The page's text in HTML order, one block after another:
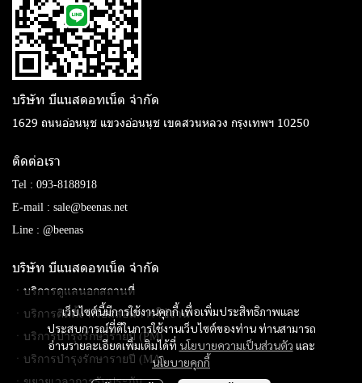
เว็บไซต์นี้มีการใช้งานคุกกี้ เพื่อเพิ่มประสิทธิภาพและ
ประสบการณ์ที่ดีในการใช้งานเว็บไซต์ของท่าน ท่านสามารถ
อ่านรายละเอียดเพิ่มเติมได้ที่ นโยบายความเป็นส่วนตัว และ
นโยบายคุกกี้
บริษัท บีแนสดอทเน็ต จํากัด
1629 ถนนอ่อนนุช แขวงอ่อนนุช เขตสวนหลวง กรุงเทพฯ 10250
ติดต่อเรา
Tel : 093-8188918
E-mail : sale@beenas.net
Line : @beenas
บริษัท บีแนสดอทเน็ต จํากัด
ㆍบริการดูแลนอกสถานที่
ㆍบริการติดตั้ง พร้อมสอนการใช้งาน
ㆍบริการบำรุงรักษารายปี (PM)
ㆍบริการบำรุงรักษารายปี (MA)